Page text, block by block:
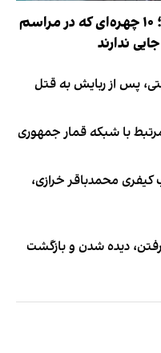
لیست ممنوعه کریستیانو؛ ۱۰ چهره‌ای که در مراسم
ندارند
پس از ربایش به قتل
با شبکه قمار جمهوری
محمدباقر خرازی،
دیده شدن و بازگشت